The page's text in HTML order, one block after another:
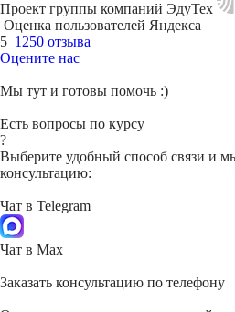
Проект группы компаний ЭдуТех
Оценка пользователей Яндекса
5 1250 отзыва
Оцените нас
Мы тут и готовы помочь :)
Есть вопросы по курсу
?
Выберите удобный способ связи и
консультацию:
Чат в Telegram
Чат в Max
Заказать консультацию по телефону